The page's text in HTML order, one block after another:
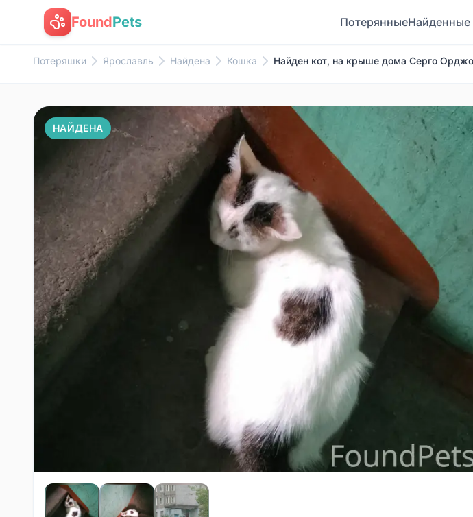
FoundPets ПотерянныеНайденные
Потеряшки Ярославль Найдена Кошка Найден кот, на крыше дома Серго
НАЙДЕНА